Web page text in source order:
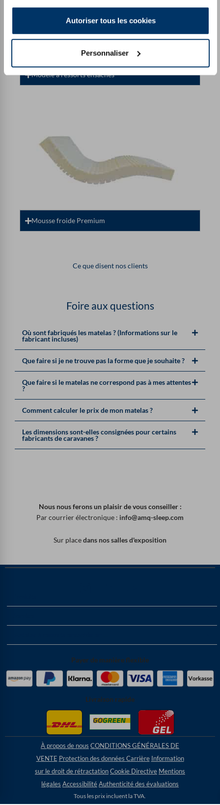
Autoriser tous les cookies
Personnaliser
Modèle à ressorts ensachés
Mousse froide Premium
Ce que disent nos clients
Foire aux questions
Où sont fabriqués les matelas ? (Informations sur le
fabricant incluses)
Que faire si je ne trouve pas la forme que je souhaite ?
Que faire si le matelas ne correspond pas à mes attentes
?
Comment calculer le prix de mon matelas ?
Les dimensions sont-elles consignées pour certains
fabricants de caravanes ?
Nous nous ferons un plaisir de vous conseiller :
Par courrier électronique : info@amq-sleep.com
Sur placedans nos salles d'exposition
Payer de manière flexible
Livraison rapide
À propos de nous CONDITIONS GÉNÉRALES DE
VENTE Protection des données Carrière Information
sur le droit de rétractationCookie Directive Mentions
légales AccessibilitéAuthenticité des évaluations
Tous les prix incluent la TVA.